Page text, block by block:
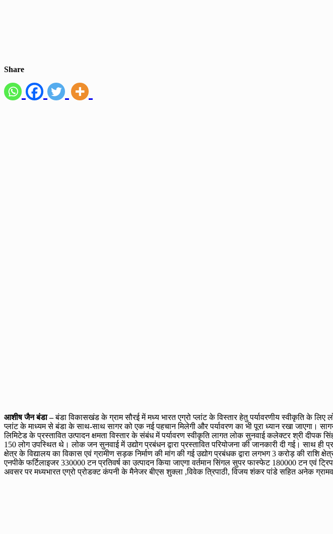
Share
आशीष जैन बंडा –बंडा विकासखंड के ग्राम सौरई में मध्य भारत एग्रो प्लांट के विस्तार हेतु पर्यावरणीय स्वीकृति के
प्लांट के माध्यम से बंडा के साथ-साथ सागर को एक नई पहचान मिलेगी और पर्यावरण का भी पूरा ध्यान रखा जाएगा।
लिमिटेड के प्रस्तावित उत्पादन क्षमता विस्तार के संबंध में पर्यावरण स्वीकृति लागत लोक सुनवाई कलेक्टर श्री दीपक
150 लोग उपस्थित थे। लोक जन सुनवाई में उद्योग प्रबंधन द्वारा प्रस्तावित परियोजना की जानकारी दी गई। साथ ही
क्षेत्र के विद्यालय का विकास एवं ग्रामीण सड़क निर्माण की मांग की गई उद्योग प्रबंधक द्वारा लगभग 3 करोड़ की राशि
एनपीके फर्टिलाइजर 330000 टन प्रतिवर्ष का उत्पादन किया जाएगा वर्तमान सिंगल सुपर फास्फेट 180000 टन एवं
अवसर पर मध्यभारत एग्रो प्रोडक्ट कंपनी के मैनेजर बीएस शुक्ला ,विवेक त्रिपाठी, विजय शंकर पांडे सहित अनेक